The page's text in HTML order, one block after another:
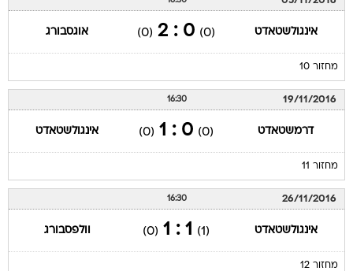
אינגולשטאדט (0)
0 : 2
(0) אוגסבורג
מחזור 10
19/11/2016
16:30
דרמשטאדט (0)
0 : 1
(0) אינגולשטאדט
מחזור 11
26/11/2016
16:30
אינגולשטאדט (1)
1 : 1
(0) וולפסבורג
מחזור 12